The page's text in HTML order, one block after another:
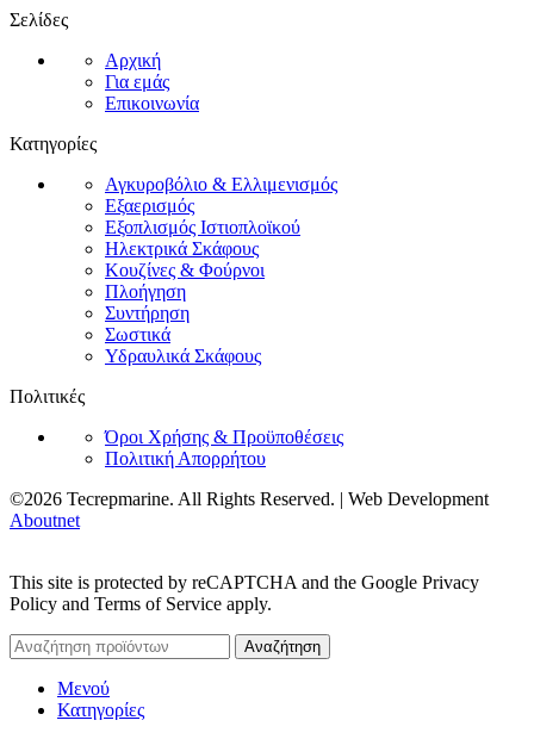
Σελίδες
Αρχική
Για εμάς
Επικοινωνία
Κατηγορίες
Αγκυροβόλιο & Ελλιμενισμός
Εξαερισμός
Εξοπλισμός Ιστιοπλοϊκού
Ηλεκτρικά Σκάφους
Κουζίνες & Φούρνοι
Πλοήγηση
Συντήρηση
Σωστικά
Υδραυλικά Σκάφους
Πολιτικές
Όροι Χρήσης & Προϋποθέσεις
Πολιτική Απορρήτου
©2026 Tecrepmarine. All Rights Reserved. | Web Development
Aboutnet
This site is protected by reCAPTCHA and the Google Privacy
Policy and Terms of Service apply.
Αναζήτηση
Μενού
Κατηγορίες